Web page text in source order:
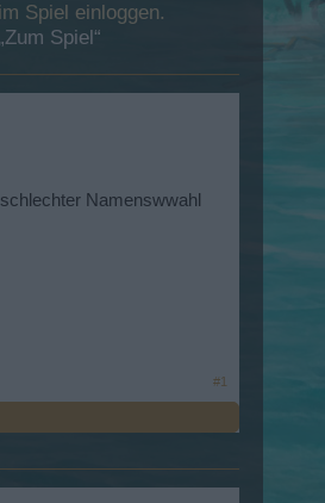
Spiel einloggen.
„Zum Spiel“
Namenswwahl
#1